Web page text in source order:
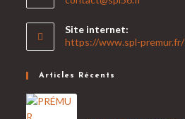
application
Site internet:
https://www.spl-premur.fr/
Articles Récents